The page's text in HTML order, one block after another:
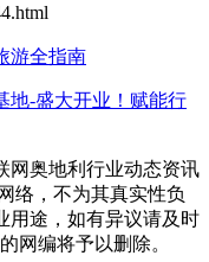
游全指南
地-盛大开业！赋能行
网奥地利行业动态资讯
络，不为其真实性负
用途，如有异议请及时
网编将予以删除。